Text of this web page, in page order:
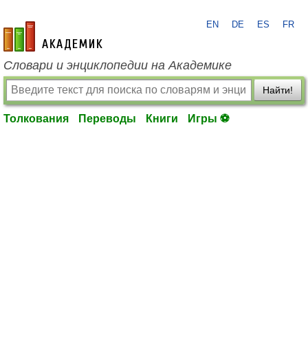
academic.ru
EN DE ES FR
Словари и энциклопедии на Академике
Найти!
Толкования Переводы Книги Игры ⚽